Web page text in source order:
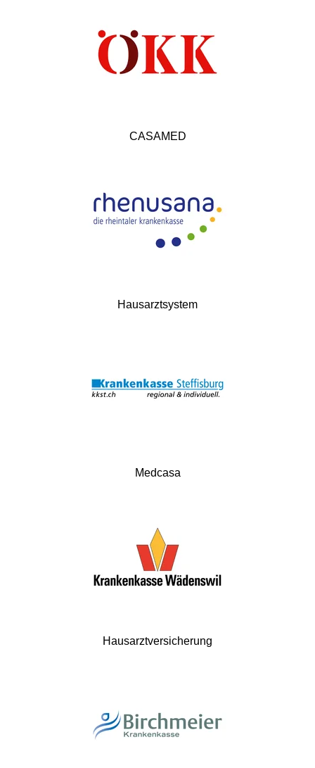
CASAMED
Hausarztsystem
Medcasa
Hausarztversicherung